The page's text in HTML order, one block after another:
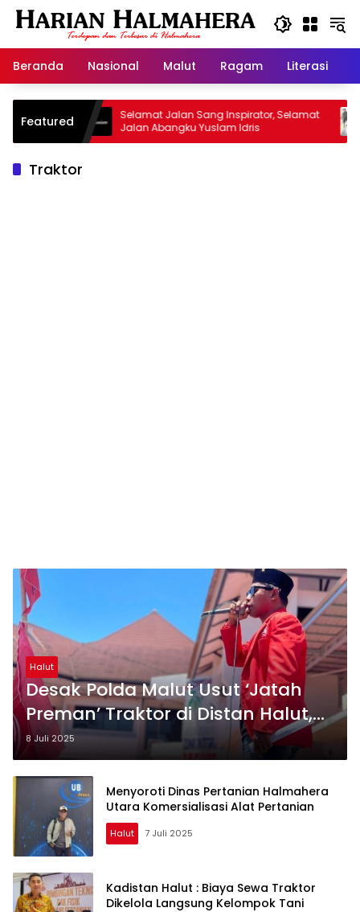
Langsung
Beranda
Nasional Malut Ragam Literasi
Featured
Selamat Jalan Sang Inspirator, Selamat
Jalan Abangku Yuslam Idris
Traktor
Halut
Desak Polda Malut Usut ‘Jatah
Preman’ Traktor di Distan Halut,
GPM: Bupati Harus Copot
Kadistan
8 Juli 2025
Menyoroti Dinas Pertanian Halmahera
Utara Komersialisasi Alat Pertanian
Halut 7 Juli 2025
Kadistan Halut : Biaya Sewa Traktor
Dikelola Langsung Kelompok Tani